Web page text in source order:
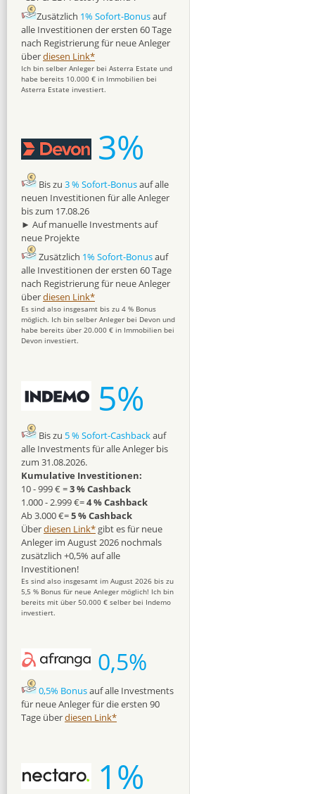
Zusätzlich 1% Sofort-Bonusauf
alle Investitionen der ersten 60 Tage
nach Registrierung für neue Anleger
überdiesen Link*
Ich bin selber Anleger bei Asterra Estate und
habe bereits 10.000 € in Immobilien bei
Asterra Estate investiert.
3%
Bis zu 3 % Sofort-Bonusauf alle
neuen Investitionen für alle Anleger
bis zum 17.08.26
► Auf manuelle Investments auf
neue Projekte
Zusätzlich 1% Sofort-Bonusauf
alle Investitionen der ersten 60 Tage
nach Registrierung für neue Anleger
überdiesen Link*
Es sind also insgesamt bis zu 4 % Bonus
möglich. Ich bin selber Anleger bei Devon und
habe bereits über 20.000 € in Immobilien bei
Devon investiert.
5%
Bis zu 5 % Sofort-Cashbackauf
alle Investments für alle Anleger bis
zum 31.08.2026.
Kumulative Investitionen:
10 - 999 € =3 % Cashback
1.000 - 2.999 €=4 % Cashback
Ab 3.000 €=5 % Cashback
Überdiesen Link* gibt es für neue
Anleger im August 2026 nochmals
zusätzlich +0,5% auf alle
Investitionen!
Es sind also insgesamt im August 2026 bis zu
5,5 % Bonus für neue Anleger möglich! Ich bin
bereits mit über 50.000 € selber bei Indemo
investiert.
0,5%
0,5% Bonusauf alle Investments
für neue Anleger für die ersten 90
Tage überdiesen Link*
1%